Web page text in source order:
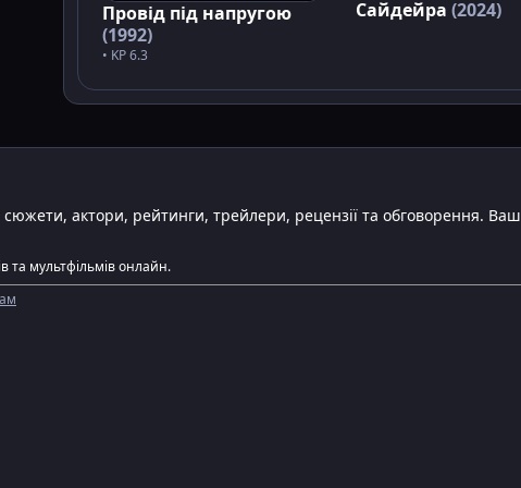
Провід під напругою
(1992)
• KP 6.3
Сайдейра (2024)
актори, рейтинги, трейлери, рецензії та обговорення. Ваш
та мультфільмів онлайн.